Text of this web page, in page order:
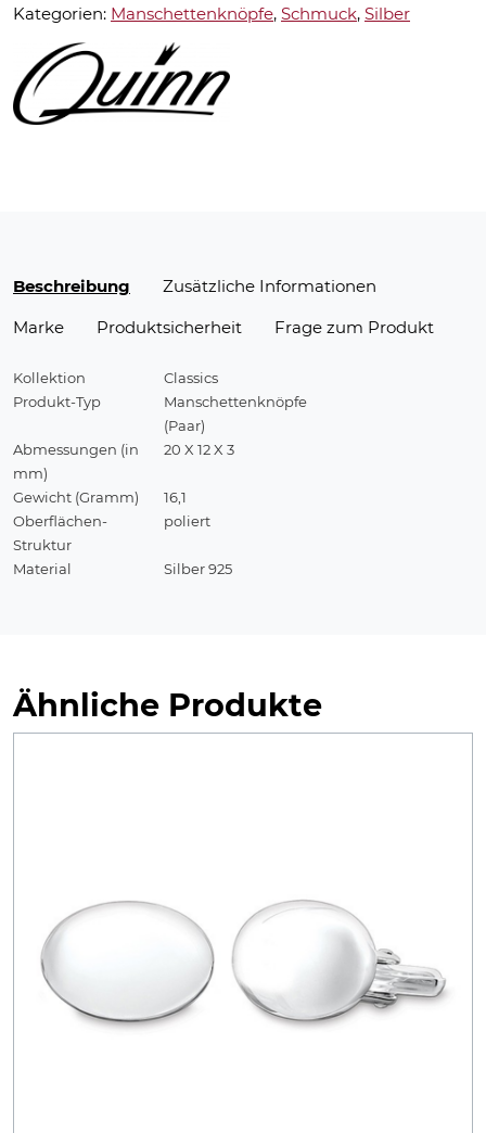
Kategorien: Manschettenknöpfe, Schmuck, Silber
Beschreibung
Zusätzliche Informationen
Marke
Produktsicherheit Frage zum Produkt
Kollektion
Classics
Produkt-Typ
Manschettenknöpfe
(Paar)
Abmessungen (in
mm)
20 X 12 X 3
Gewicht (Gramm)
16,1
Oberflächen-
Struktur
poliert
Material Silber 925
Ähnliche Produkte